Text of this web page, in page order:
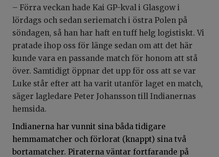
– Förra veckan hade Kai GP-kval i Glasgow i
lördags och sedan seriematch i östra Polen på
söndagen, så han har haft en tuff helg logistiskt. Vi
pratade ihop oss för länge sedan om att det här
kunde vara en passande match för honom att stå
över. Samtidigt öppnar det upp för oss att se var
Luke står efter att ha varit utanför laget en match,
säger lagledare Peter Johansson till Indianernas
hemsida.
Indianerna har vunnit sina båda tidigare
hemmamatcher och förlorat (knappt) sina två
bortamatcher. Piraterna väntar fortfarande på